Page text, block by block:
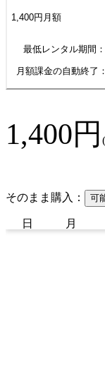
1,400円 月額
最低レンタル期間
月額課金の自動終了：
1,400円
そのまま購入： 可
日 月